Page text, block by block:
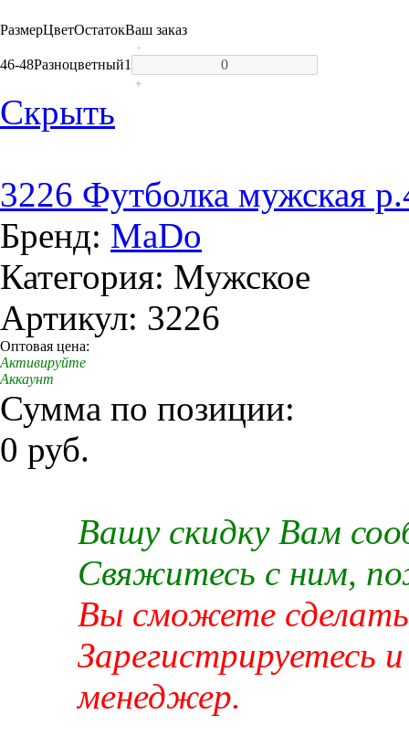
РазмерЦветОстатокВаш заказ
46-48Разноцветный1
-
+
Скрыть
3226 Футболка мужская
Бренд: MaDo
Категория: Мужское
Артикул: 3226
Оптовая цена:
Активируйте
Аккаунт
Сумма по позиции:
0 руб.
Вашу скидку Вам
Свяжитесь с ним,
Вы сможете сделать
Зарегистрируетесь
менеджер.